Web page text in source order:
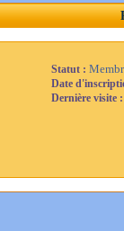
Statut :
Date
Dernière visite